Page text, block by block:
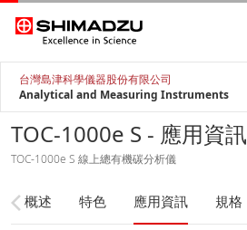
台灣島津科學儀器股份有限公司
Analytical and Measuring Instruments
TOC-1000e S - 應用資訊
TOC-1000e S 線上總有機碳分析儀
概述 特色 應用資訊 規格